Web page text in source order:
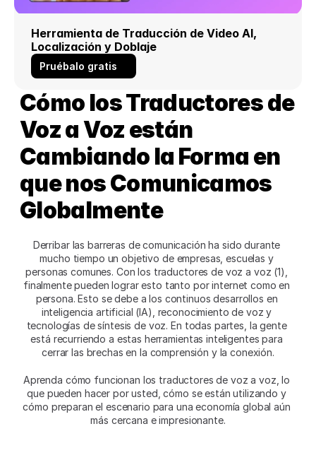
Herramienta de Traducción de Video AI,
Localización y Doblaje
Pruébalo gratis
Cómo los Traductores de
Voz a Voz están
Cambiando la Forma en
que nos Comunicamos
Globalmente
Derribar las barreras de comunicación ha sido durante
mucho tiempo un objetivo de empresas, escuelas y
personas comunes. Con los traductores de voz a voz (1),
finalmente pueden lograr esto tanto por internet como en
persona. Esto se debe a los continuos desarrollos en
inteligencia artificial (IA), reconocimiento de voz y
tecnologías de síntesis de voz. En todas partes, la gente
está recurriendo a estas herramientas inteligentes para
cerrar las brechas en la comprensión y la conexión.
Aprenda cómo funcionan los traductores de voz a voz, lo
que pueden hacer por usted, cómo se están utilizando y
cómo preparan el escenario para una economía global aún
más cercana e impresionante.